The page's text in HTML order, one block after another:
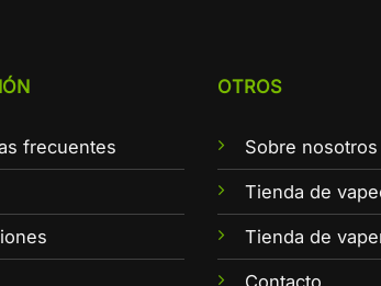
frecuentes
OTROS
Sobre nosotros
Tienda de
Tienda de
Contacto